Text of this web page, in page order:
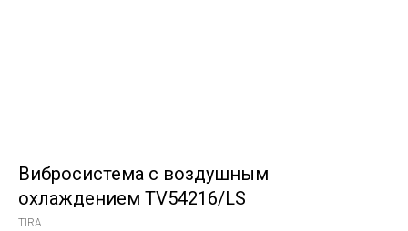
Вибросистема с воздушным
охлаждением TV54216/LS
TIRA